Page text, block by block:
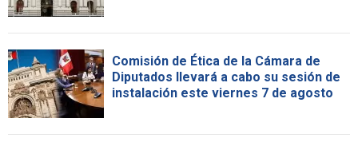
Comisión de Ética de la Cámara de
Diputados llevará a cabo su sesión de
instalación este viernes 7 de agosto